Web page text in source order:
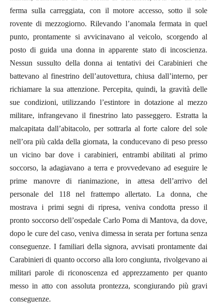
ferma sulla carreggiata, con il motore accesso, sotto il sole
rovente di mezzogiorno. Rilevando l’anomala fermata in quel
punto, prontamente si avvicinavano al veicolo, scorgendo al
posto di guida una donna in apparente stato di incoscienza.
Nessun sussulto della donna ai tentativi dei Carabinieri che
battevano al finestrino dell’autovettura, chiusa dall’interno, per
richiamare la sua attenzione. Percepita, quindi, la gravità delle
sue condizioni, utilizzando l’estintore in dotazione al mezzo
militare, infrangevano il finestrino lato passeggero. Estratta la
malcapitata dall’abitacolo, per sottrarla al forte calore del sole
nell’ora più calda della giornata, la conducevano di peso presso
un vicino bar dove i carabinieri, entrambi abilitati al primo
soccorso, la adagiavano a terra e provvedevano ad eseguire le
prime manovre di rianimazione, in attesa dell’arrivo del
personale del 118 nel frattempo allertato. La donna, che
mostrava i primi segni di ripresa, veniva condotta presso il
pronto soccorso dell’ospedale Carlo Poma di Mantova, da dove,
dopo le cure del caso, veniva dimessa in serata per fortuna senza
conseguenze. I familiari della signora, avvisati prontamente dai
Carabinieri di quanto occorso alla loro congiunta, rivolgevano ai
militari parole di riconoscenza ed apprezzamento per quanto
messo in atto con assoluta prontezza, scongiurando più gravi
conseguenze.